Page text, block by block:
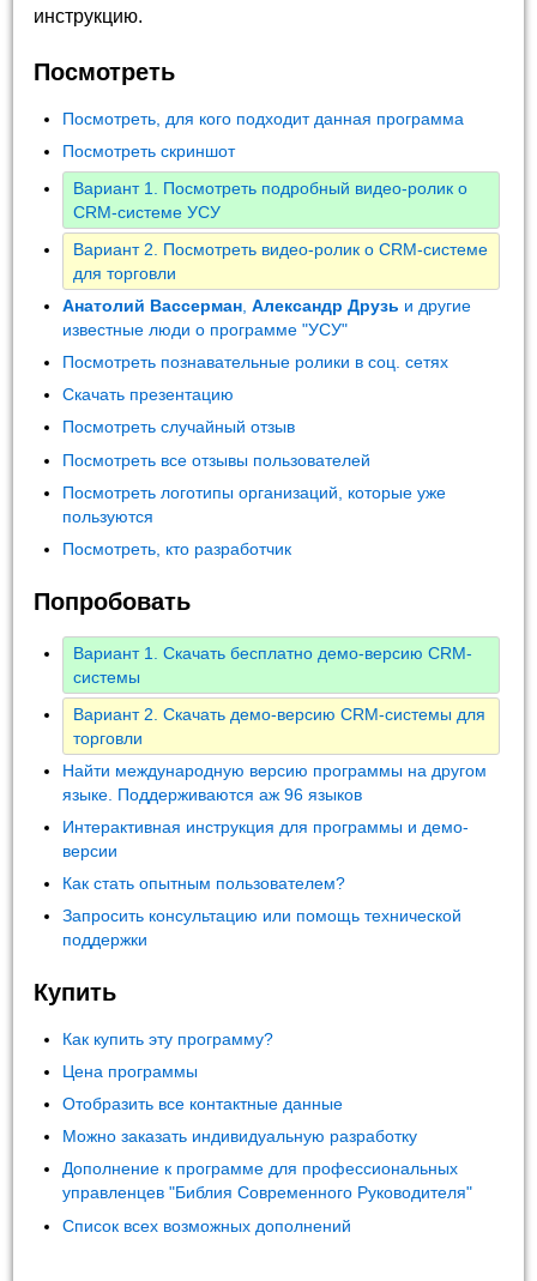
инструкцию.
Посмотреть
Посмотреть, для кого подходит данная программа
Посмотреть скриншот
Вариант 1. Посмотреть подробный видео-ролик о
CRM-системе УСУ
Вариант 2. Посмотреть видео-ролик о CRM-системе
для торговли
Анатолий Вассерман ,Александр Друзь и другие
известные люди о программе "УСУ"
Посмотреть познавательные ролики в соц. сетях
Скачать презентацию
Посмотреть случайный отзыв
Посмотреть все отзывы пользователей
Посмотреть логотипы организаций, которые уже
пользуются
Посмотреть, кто разработчик
Попробовать
Вариант 1. Скачать бесплатно демо-версию CRM-
системы
Вариант 2. Скачать демо-версию CRM-системы для
торговли
Найти международную версию программы на другом
языке. Поддерживаются аж 96 языков
Интерактивная инструкция для программы и демо-
версии
Как стать опытным пользователем?
Запросить консультацию или помощь технической
поддержки
Купить
Как купить эту программу?
Цена программы
Отобразить все контактные данные
Можно заказать индивидуальную разработку
Дополнение к программе для профессиональных
управленцев "Библия Современного Руководителя"
Список всех возможных дополнений